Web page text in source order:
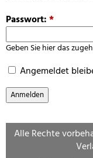
Passwort:*
Geben Sie hier das
Angemeldet
Alle Rechte